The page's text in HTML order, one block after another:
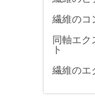
繊維のコ
同軸エク
ト
繊維のエ